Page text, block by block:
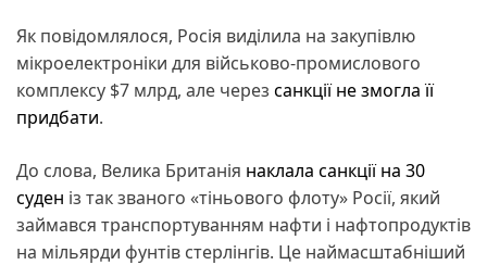
Як повідомлялося, Росія виділила на закупівлю
мікроелектроніки для військово-промислового
комплексу $7 млрд, але через санкції не змогла її
придбати.
До слова, Велика Британія наклала санкції на 30
суден із так званого «тіньового флоту» Росії, який
займався транспортуванням нафти і нафтопродуктів
на мільярди фунтів стерлінгів. Це наймасштабніший